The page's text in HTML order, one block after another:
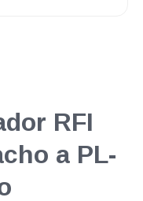
RFI
a PL-